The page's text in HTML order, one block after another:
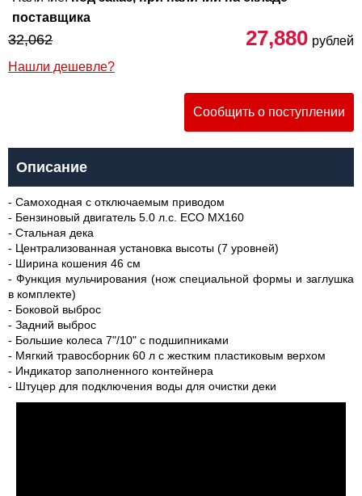
поставщика
32,062 27,880 рублей
Нашли дешевле?
Сообщить о поступлении
Описание
- Самоходная с отключаемым приводом
- Бензиновый двигатель 5.0 л.с. ECO MX160
- Стальная дека
- Централизованная установка высоты (7 уровней)
- Ширина кошения 46 см
- Функция мульчирования (нож специальной формы и заглушка
в комплекте)
- Боковой выброс
- Задний выброс
- Большие колеса 7"/10" с подшипниками
- Мягкий травосборник 60 л с жестким пластиковым верхом
- Индикатор заполненного контейнера
- Штуцер для подключения воды для очистки деки